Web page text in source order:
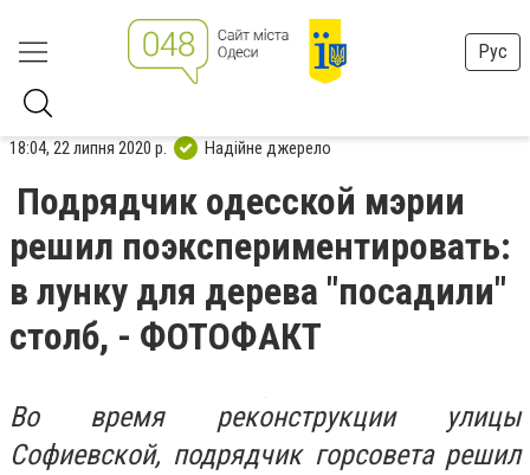
Рус
18:04, 22 липня 2020 р. Надійне джерело
Подрядчик одесской мэрии
решил поэкспериментировать:
в лунку для дерева "посадили"
столб, - ФОТОФАКТ
Во время реконструкции улицы
Софиевской, подрядчик горсовета решил